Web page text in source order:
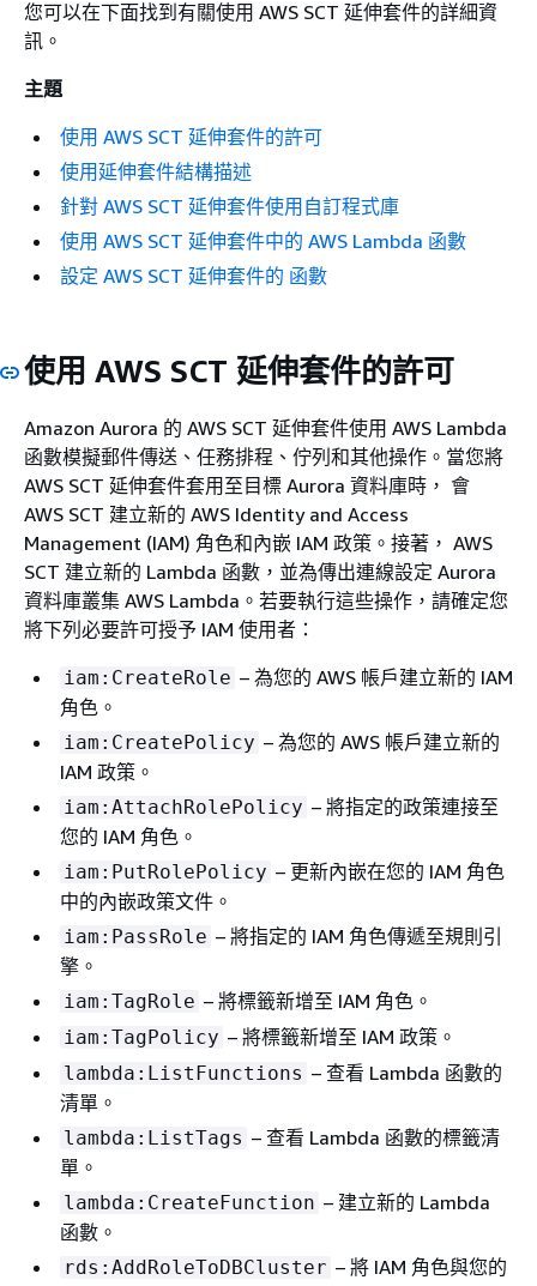
您可以在下面找到有關使用 AWS SCT 延伸套件的詳細資
訊。
主題
使用 AWS SCT 延伸套件的許可
使用延伸套件結構描述
針對 AWS SCT 延伸套件使用自訂程式庫
使用 AWS SCT 延伸套件中的 AWS Lambda 函數
設定 AWS SCT 延伸套件的 函數
使用 AWS SCT 延伸套件的許可
Amazon Aurora 的 AWS SCT 延伸套件使用 AWS Lambda
函數模擬郵件傳送、任務排程、佇列和其他操作。當您將
AWS SCT 延伸套件套用至目標 Aurora 資料庫時， 會
AWS SCT 建立新的 AWS Identity and Access
Management (IAM) 角色和內嵌 IAM 政策。接著， AWS
SCT 建立新的 Lambda 函數，並為傳出連線設定 Aurora
資料庫叢集 AWS Lambda。若要執行這些操作，請確定您
將下列必要許可授予 IAM 使用者：
iam:CreateRole – 為您的 AWS 帳戶建立新的 IAM
角色。
iam:CreatePolicy – 為您的 AWS 帳戶建立新的
IAM 政策。
iam:AttachRolePolicy – 將指定的政策連接至
您的 IAM 角色。
iam:PutRolePolicy – 更新內嵌在您的 IAM 角色
中的內嵌政策文件。
iam:PassRole – 將指定的 IAM 角色傳遞至規則引
擎。
iam:TagRole – 將標籤新增至 IAM 角色。
iam:TagPolicy – 將標籤新增至 IAM 政策。
lambda:ListFunctions – 查看 Lambda 函數的
清單。
lambda:ListTags – 查看 Lambda 函數的標籤清
單。
lambda:CreateFunction – 建立新的 Lambda
函數。
rds:AddRoleToDBCluster – 將 IAM 角色與您的